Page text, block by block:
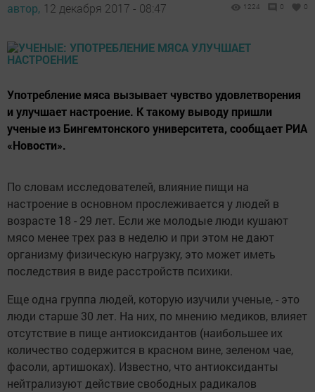
автор, 12 декабря 2017 - 08:47 1224 0 0
Употребление мяса вызывает чувство удовлетворения
и улучшает настроение. К такому выводу пришли
ученые из Бингемтонского университета, сообщает РИА
«Новости».
По словам исследователей, влияние пищи на
настроение в основном прослеживается у людей в
возрасте 18 - 29 лет. Если же молодые люди кушают
мясо менее трех раз в неделю и при этом не дают
организму физическую нагрузку, это может иметь
последствия в виде расстройств психики.
Еще одна группа людей, которую изучили ученые, - это
люди старше 30 лет. На них, по мнению медиков, влияет
отсутствие в пище антиоксидантов (наибольшее их
количество содержится в красном вине, зеленом чае,
фасоли, артишоках). Известно, что антиоксиданты
нейтрализуют действие свободных радикалов